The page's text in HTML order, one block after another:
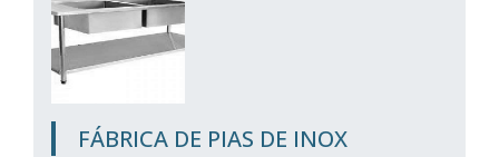
FÁBRICA DE PIAS DE INOX